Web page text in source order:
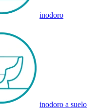
inodoro
inodoro a suelo